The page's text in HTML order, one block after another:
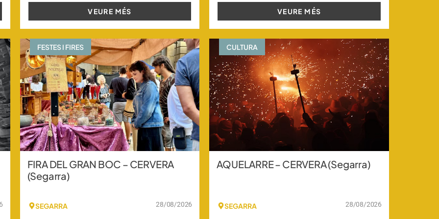
VEURE MÉS VEURE MÉS
FESTES I FIRES
FIRA DEL GRAN BOC – CERVERA
(Segarra)
SEGARRA 28/08/2026
CULTURA
AQUELARRE – CERVERA (Segarra)
SEGARRA 28/08/2026